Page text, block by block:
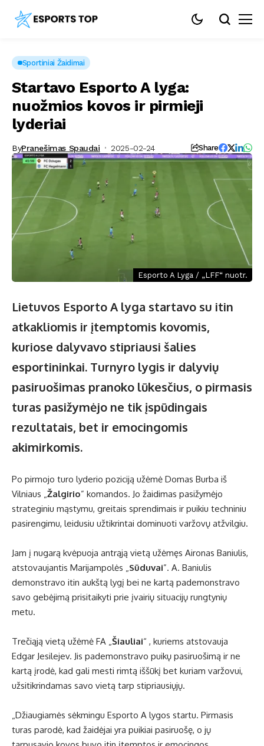
Sportiniai Žaidimai
Startavo Esporto A lyga:
nuožmios kovos ir pirmieji
lyderiai
ByPranešimas Spaudai 2025-02-24 Share
Esporto A Lyga / „LFF“ nuotr.
Lietuvos Esporto A lyga startavo su itin
atkakliomis ir įtemptomis kovomis,
kuriose dalyvavo stipriausi šalies
esportininkai. Turnyro lygis ir dalyvių
pasiruošimas pranoko lūkesčius, o pirmasis
turas pasižymėjo ne tik įspūdingais
rezultatais, bet ir emocingomis
akimirkomis.
Po pirmojo turo lyderio poziciją užėmė Domas Burba iš
Vilniaus „Žalgirio” komandos. Jo žaidimas pasižymėjo
strateginiu mąstymu, greitais sprendimais ir puikiu techniniu
pasirengimu, leidusiu užtikrintai dominuoti varžovų atžvilgiu.
Jam į nugarą kvėpuoja antrąją vietą užėmęs Aironas Baniulis,
atstovaujantis Marijampolės „Sūduvai”. A. Baniulis
demonstravo itin aukštą lygį bei ne kartą pademonstravo
savo gebėjimą prisitaikyti prie įvairių situacijų rungtynių
metu.
Trečiąją vietą užėmė FA „Šiauliai“ , kuriems atstovauja
Edgar Jesilejev. Jis pademonstravo puikų pasiruošimą ir ne
kartą įrodė, kad gali mesti rimtą iššūkį bet kuriam varžovui,
užsitikrindamas savo vietą tarp stipriausiųjų.
„Džiaugiamės sėkmingu Esporto A lygos startu. Pirmasis
turas parodė, kad žaidėjai yra puikiai pasiruošę, o jų